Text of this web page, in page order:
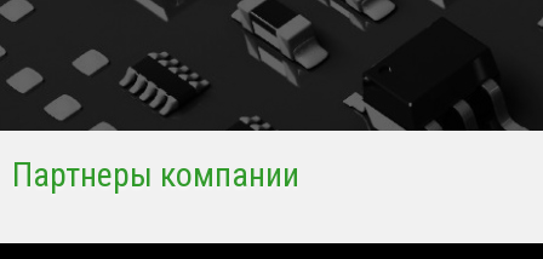
Партнеры компании